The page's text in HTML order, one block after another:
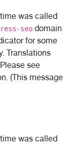
was called
seo domain
for some
Translations
see
(This message
was called